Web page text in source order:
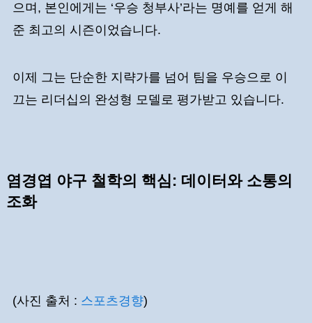
으며, 본인에게는 ‘우승 청부사’라는 명예를 얻게 해
준 최고의 시즌이었습니다.
이제 그는 단순한 지략가를 넘어 팀을 우승으로 이
끄는 리더십의 완성형 모델로 평가받고 있습니다.
염경엽 야구 철학의 핵심: 데이터와 소통의
조화
(사진 출처 : 스포츠경향)